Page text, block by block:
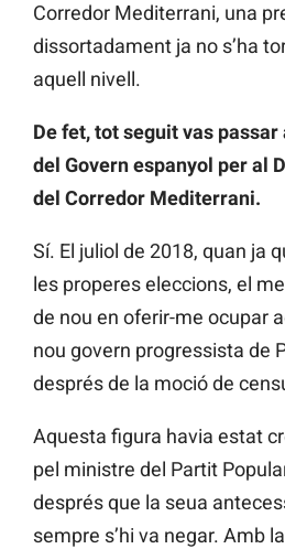
Corredor Mediterrani, una
dissortadament ja no s’ha
aquell nivell.
De fet, tot seguit vas
del Govern espanyol per al
del Corredor Mediterrani.
Sí. El juliol de 2018, quan ja
les properes eleccions, el
de nou en oferir-me ocupar
nou govern progressista de
després de la moció de
Aquesta figura havia estat
pel ministre del Partit
després que la seua
sempre s’hi va negar. Amb